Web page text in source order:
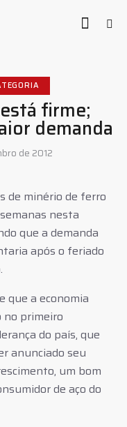
firme;
demanda
de 2012
de minério de ferro
nesta
que a demanda
após o feriado
que a economia
no primeiro
do país, que
anunciado seu
um bom
de aço do